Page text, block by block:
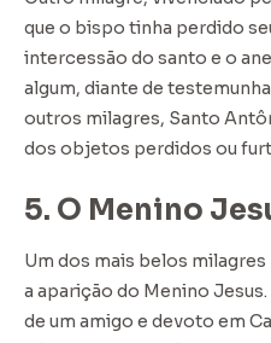
que o bispo tinha perdido
intercessão do santo e o
algum, diante de
outros milagres, Santo
dos objetos perdidos ou
5. O Menino
Um dos mais belos
a aparição do Menino
de um amigo e devoto em